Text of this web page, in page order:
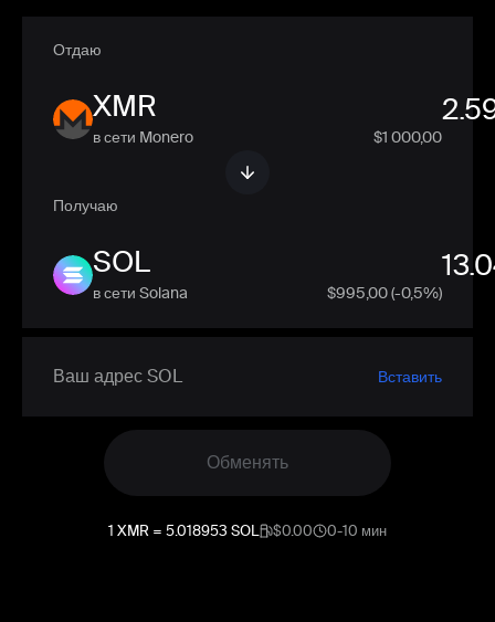
Отдаю
XMR
в сети Monero $1 000,00
Получаю
SOL
в сети Solana $995,00(-0,5%)
Вставить
Обменять
1 XMR = 5.018953 SOL $0.00 0-10 мин